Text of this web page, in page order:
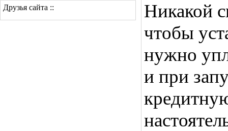
Друзья сайта ::
Никакой
чтобы
нужно
и при